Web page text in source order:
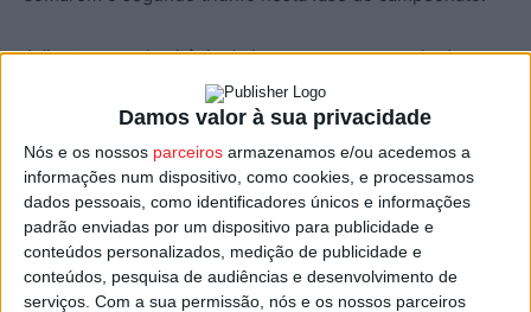
Damos valor à sua privacidade
Nós e os nossos parceiros armazenamos e/ou acedemos a
informações num dispositivo, como cookies, e processamos
dados pessoais, como identificadores únicos e informações
padrão enviadas por um dispositivo para publicidade e
conteúdos personalizados, medição de publicidade e
conteúdos, pesquisa de audiências e desenvolvimento de
serviços. Com a sua permissão, nós e os nossos parceiros
Adiantou-se a Lusitânia de Lourosa, com um golo de
Fabiana Pereira aos 45 minutos, mas o Viseu 2001
empatou aos 50, com um golo de Inês Pereira.
A Lusitânia voltou a adiantar-se, aos 55, por intermédio
de Patrícia Tavares, mas Ana Carolina Ferreira empatou
aos 84. O golo da vitória surgiu aos 87, de penalti,
marcado por Beatriz Ferreira.